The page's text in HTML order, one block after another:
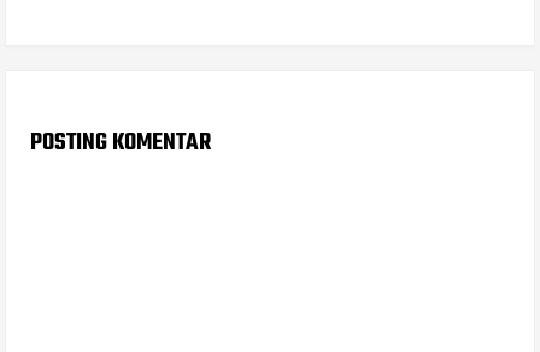
POSTING KOMENTAR